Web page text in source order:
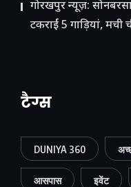
गोरखपुर न्यूज़:
टकराईं 5 गाड़ियां, मची
टैग्स
DUNIYA 360
आसपास इवेंट